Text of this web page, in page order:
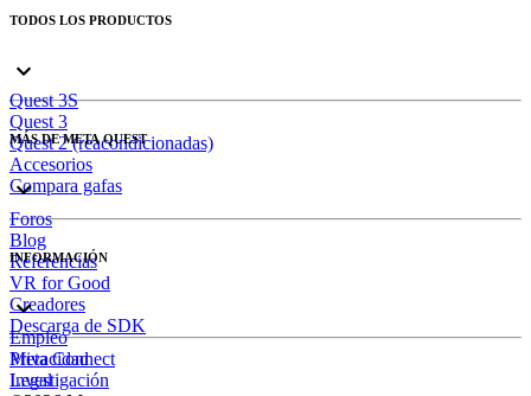
TODOS LOS PRODUCTOS
Quest 3S
Quest 3
Quest 2 (reacondicionadas)
Accesorios
Compara gafas
MÁS DE META QUEST
Foros
Blog
Referencias
VR for Good
Creadores
Descarga de SDK
INFORMACIÓN
Empleo
Meta Connect
Investigación
Privacidad
Legal